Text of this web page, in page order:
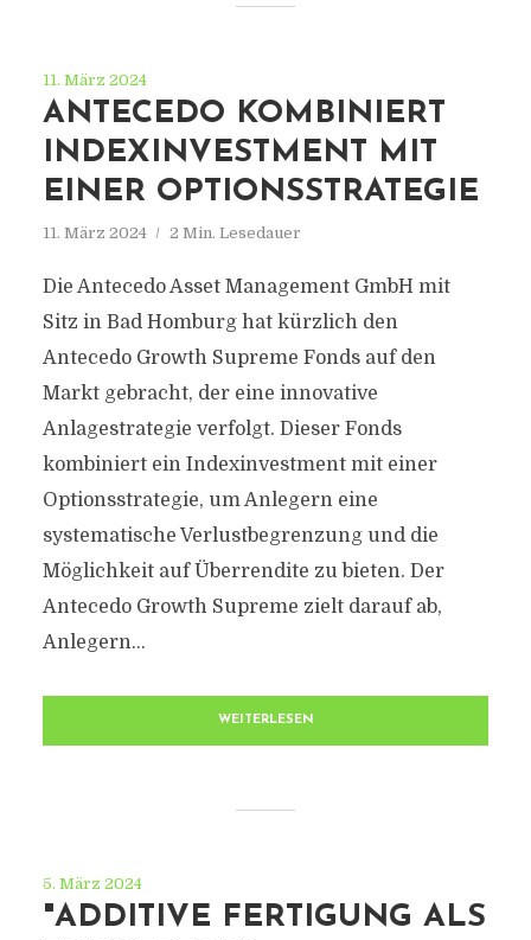
11. März 2024
ANTECEDO KOMBINIERT
INDEXINVESTMENT MIT
EINER OPTIONSSTRATEGIE
11. März 2024 2 Min. Lesedauer
Die Antecedo Asset Management GmbH mit
Sitz in Bad Homburg hat kürzlich den
Antecedo Growth Supreme Fonds auf den
Markt gebracht, der eine innovative
Anlagestrategie verfolgt. Dieser Fonds
kombiniert ein Indexinvestment mit einer
Optionsstrategie, um Anlegern eine
systematische Verlustbegrenzung und die
Möglichkeit auf Überrendite zu bieten. Der
Antecedo Growth Supreme zielt darauf ab,
Anlegern...
WEITERLESEN
5. März 2024
"ADDITIVE FERTIGUNG ALS